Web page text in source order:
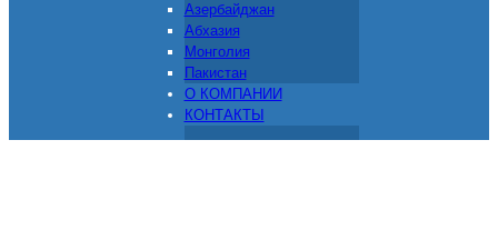
Азербайджан
Абхазия
Монголия
Пакистан
О КОМПАНИИ
КОНТАКТЫ